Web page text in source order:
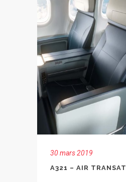
30 mars 2019
A321 – AIR TRANSAT